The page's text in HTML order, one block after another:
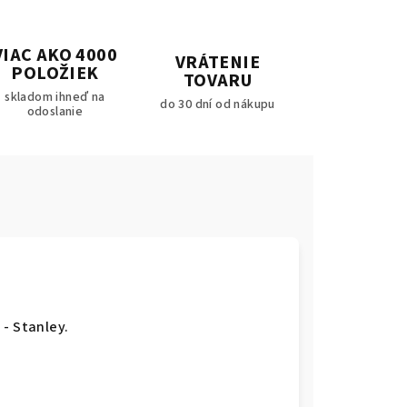
AKO 4000
POLOŽIEK
skladom ihneď na
odoslanie
VRÁTENIE
TOVARU
do 30 dní od nákupu
Stanley.